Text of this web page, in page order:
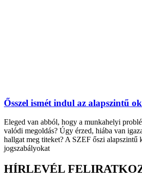
Ősszel ismét indul az alapszintű
Eleged van abból, hogy a munkahelyi
valódi megoldás? Úgy érzed, hiába van
hallgat meg titeket? A SZEF őszi alapszintű
jogszabályokat
HÍRLEVÉL